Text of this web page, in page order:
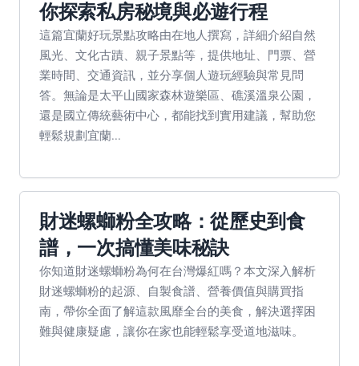
你探索私房秘境與必遊行程
這篇宜蘭好玩景點攻略由在地人撰寫，詳細介紹自然
風光、文化古蹟、親子景點等，提供地址、門票、營
業時間、交通資訊，並分享個人遊玩經驗與常見問
答。無論是太平山國家森林遊樂區、礁溪溫泉公園，
還是國立傳統藝術中心，都能找到實用建議，幫助您
輕鬆規劃宜蘭...
財迷螺螄粉全攻略：從歷史到食
譜，一次搞懂美味秘訣
你知道財迷螺螄粉為何在台灣爆紅嗎？本文深入解析
財迷螺螄粉的起源、自製食譜、營養價值與購買指
南，帶你全面了解這款風靡全台的美食，解決選擇困
難與健康疑慮，讓你在家也能輕鬆享受道地滋味。